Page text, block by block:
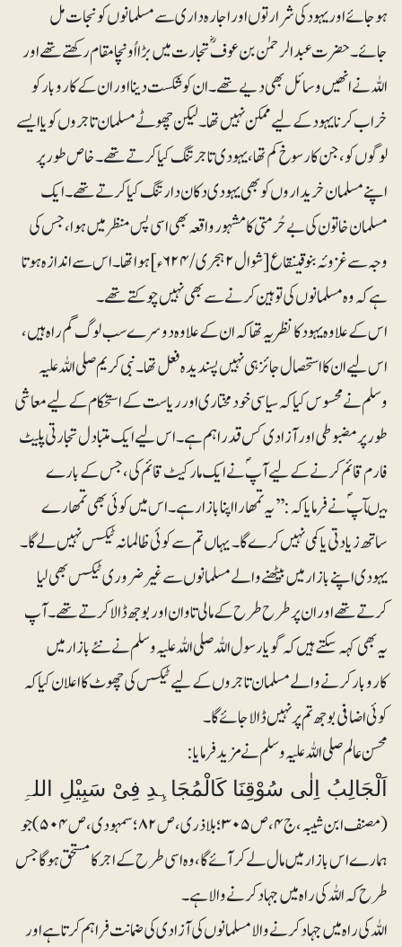
ہوجائے اور یہود کی شرارتوں اور اجارہ داری سے مسلمانوں کو نجات مل
جائے۔ حضرت عبدالرحمٰن بن عوفؓ تجارت میں بڑا اُونچا مقام رکھتے تھےاور
اللہ نے انھیں وسائل بھی دیے تھے۔ ان کو شکست دینا اور ان کے کاروبار کو
خراب کرنا یہود کے لیےممکن نہیں تھا۔ لیکن چھوٹے مسلمان تاجروں کو یا ایسے
لوگوں کو ، جن کا رسوخ کم تھا، یہودی تاجر تنگ کیا کرتے تھے۔ خاص طور پر
اپنے مسلمان خریداروں کو بھی یہودی دکان دار تنگ کیا کرتے تھے۔ ایک
مسلمان خاتون کی بے حُرمتی کا مشہور واقعہ بھی اسی پس منظر میں ہوا، جس کی
وجہ سے غزوئہ بنوقینقاع [شوال ۲ ہجری/۶۲۴ء]ہوا تھا۔ اس سے اندازہ ہوتا
ہے کہ وہ مسلمانوں کی توہین کرنے سے بھی نہیں چوکتے تھے۔
اس کے علاوہ یہود کا نظریہ تھا کہ ان کے علاوہ دوسرے سب لوگ گم راہ ہیں،
اس لیے ان کا استحصال جائز ہی نہیں پسندیدہ فعل تھا۔ نبی کریم صلی اللہ علیہ
وسلم نے محسوس کیا کہ سیاسی خودمختاری اور ریاست کے استحکام کے لیے معاشی
طور پر مضبوطی اور آزادی کس قدر اہم ہے۔ اس لیے ایک متبادل تجارتی پلیٹ
فارم قائم کرنے کے لیے آپؐ نے ایک مارکیٹ قائم کی، جس کے بارے
میںآپؐ نے فرمایا کہ: ’’یہ تمھارا اپنا بازار ہے۔ اس میں کوئی بھی تمھارے
ساتھ زیادتی یا کمی نہیں کرے گا۔ یہاں تم سے کوئی ظالمانہ ٹیکس نہیں لے گا۔
یہودی اپنے بازار میں بیٹھنے والے مسلمانوں سے غیرضروری ٹیکس بھی لیا
کرتے تھے اور ان پر طرح طرح کے مالی تاوان اور بوجھ ڈالا کرتے تھے۔ آپ
یہ بھی کہہ سکتے ہیں کہ گویا رسول اللہ صلی اللہ علیہ وسلم نے نئے بازار میں
کاروبار کرنے والے مسلمان تاجروں کے لیے ٹیکس کی چھوٹ کا اعلان کیا کہ
کوئی اضافی بوجھ تم پر نہیں ڈالا جائے گا۔
محسن عالم صلی اللہ علیہ وسلم نے مزید فرمایا:
اَلْجَالِبُ اِلٰی سُوْقِنَا کَالْمُجَاہِدِ فِیْ سَبِیْلِ اللہِ
(مصنف ابن شیبہ، ج۴، ص ۳۰۵؛ بلاذری، ص ۸۲؛ سمہودی، ص۵۰۴) جو
ہمارے اس بازار میں مال لے کر آئے گا، وہ اسی طرح کے اجر کا مستحق ہوگا جس
طرح کہ اللہ کی راہ میں جہاد کرنے والا ہے۔
اللہ کی راہ میں جہاد کرنے والا مسلمانوں کی آزادی کی ضمانت فراہم کرتا ہے اور